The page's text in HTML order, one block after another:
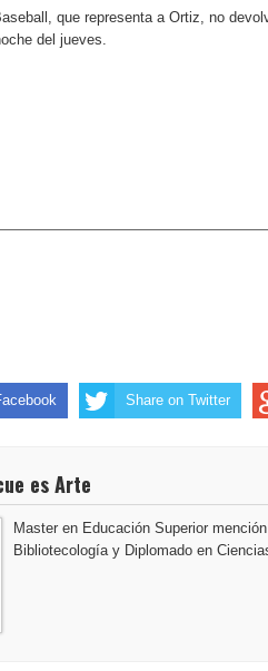
Banreservas destina
Sexappeal celebra 25 años
Doctor Leonardo Aguilera
Banreservas y sus filiales
SEPROI obtiene certificación
Antisoborno certificado
que representa a Ortiz, no
del jueves.
Share on Twitter
es Arte
Master en Educación Superior
Bibliotecología y Diplomado en